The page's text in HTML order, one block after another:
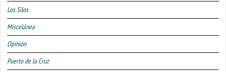
Los Silos
Miscelánea
Opinión
Puerto de la Cruz